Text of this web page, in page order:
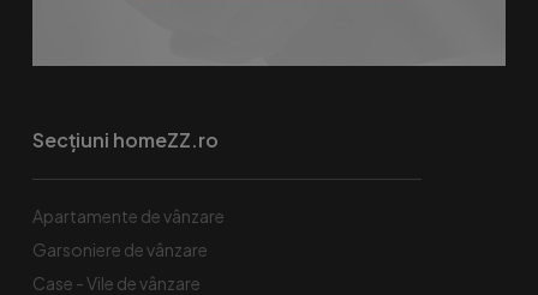
Secțiuni homeZZ.ro
Apartamente de vânzare
Garsoniere de vânzare
Case - Vile de vânzare